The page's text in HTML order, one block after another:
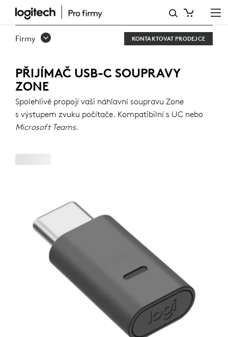
PŘIJÍMAČ
USB-
SOUPRAVY
ZONE
Firmy KONTAKTOVAT PRODEJCE
PŘIJÍMAČ USB-C SOUPRAVY
ZONE
Spolehlivě propojí vaši náhlavní soupravu Zone
s výstupem zvuku počítače. Kompatibilní s UC nebo
Microsoft Teams.